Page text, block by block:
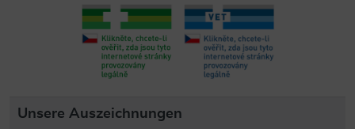
Unsere Auszeichnungen